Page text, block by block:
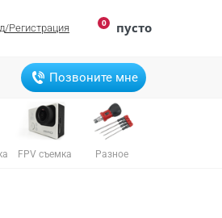
0 пусто
/Регистрация
Позвоните мне
FPV съемка Разное